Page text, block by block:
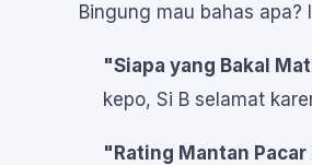
Bingung mau bahas
"Siapa yang Bakal
kepo, Si B selamat
"Rating Mantan